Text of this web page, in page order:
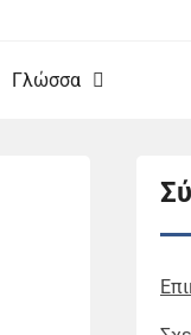
Γλώσσα